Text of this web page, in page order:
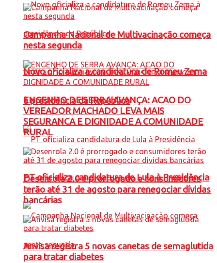
Novo oficializa a candidatura de Romeu Zema
à presidência da República
PT oficializa candidatura de Lula à Presidência
Campanha Nacional de Multivacinação começa
nesta segunda
ENGENHO DE SERRA AVANÇA: ACAO DO
VEREADOR MACHADO LEVA MAIS
SEGURANCA E DIGNIDADE A COMUNIDADE
RURAL
Desenrola 2.0 é prorrogado e consumidores
terão até 31 de agosto para renegociar dívidas
bancárias
Anvisa registra 5 novas canetas de semaglutida
para tratar diabetes